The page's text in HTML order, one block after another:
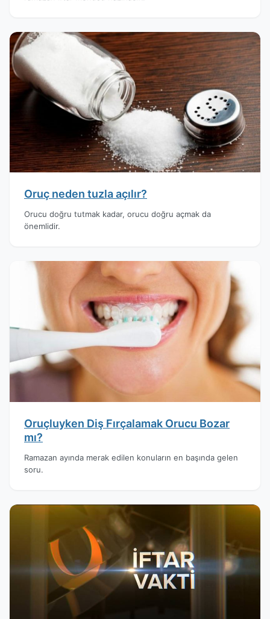
Oruç neden tuzla açılır?
Orucu doğru tutmak kadar, orucu doğru açmak da
önemlidir.
Oruçluyken Diş Fırçalamak Orucu Bozar
mı?
Ramazan ayında merak edilen konuların en başında gelen
soru.